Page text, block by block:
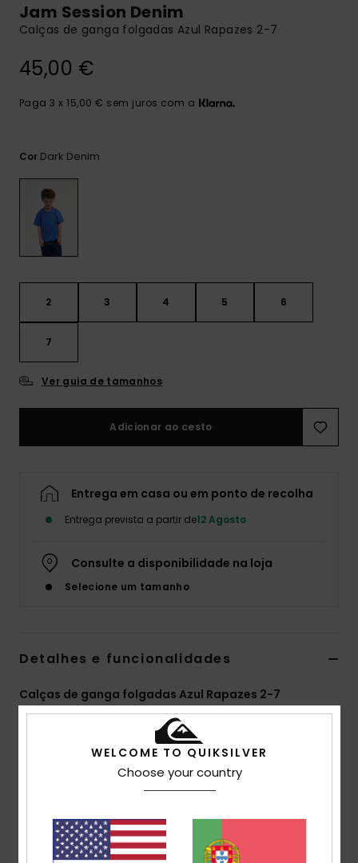
conversa
Encontra
mais
frequentes e o
Jam Session Denim
Calças de ganga folgadas Azul Rapazes 2-7
45,00 €
Paga 3 x 15,00 € sem juros com a
Cor Dark Denim
2 3 4 5 6
7
Ver guia de tamanhos
Adicionar ao cesto
Entrega em casa ou em ponto de recolha
Entrega prevista a partir de12 Agosto
Consulte a disponibilidade na loja
Selecione um tamanho
Detalhes e funcionalidades
Calças de ganga folgadas Azul Rapazes 2-7
Código de Cor
Características
Sarja elástica de algodão orgânico
Corte:straight
Cintura:ajustável
WELCOME TO QUIKSILVER
Choose your country